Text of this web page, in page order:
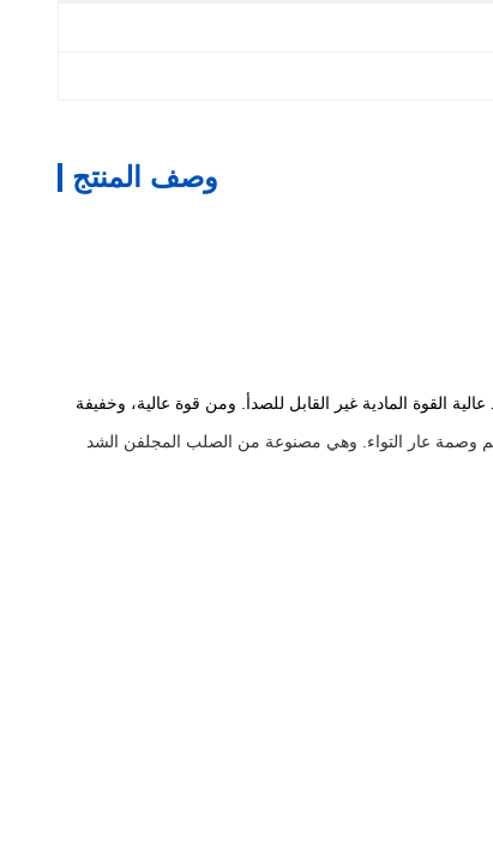
وصف المنتج
القوة المادية غير القابل للصدأ.
ومن قوة عالية، وخفيفة
عار التواء.
وهي مصنوعة من الصلب المجلفن الشد